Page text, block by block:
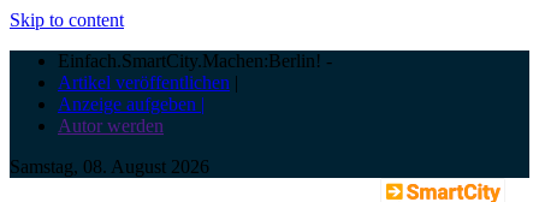
Skip to content
Einfach.SmartCity.Machen:Berlin! -
Artikel veröffentlichen |
Anzeige aufgeben |
Autor werden
Samstag, 08. August 2026